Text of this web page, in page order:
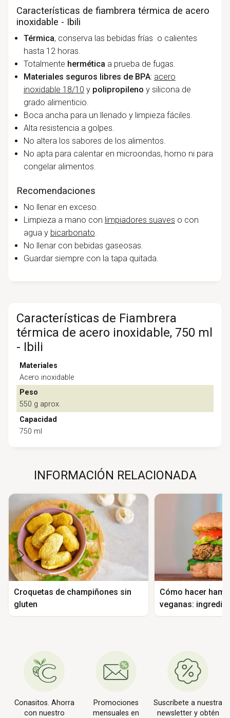
Características de fiambrera térmica de acero
inoxidable - Ibili
Térmica, conserva las bebidas frías o calientes
hasta 12 horas.
Totalmente hermética a prueba de fugas.
Materiales seguros libres de BPA: acero
inoxidable 18/10 y polipropileno y silicona de
grado alimenticio.
Boca ancha para un llenado y limpieza fáciles.
Alta resistencia a golpes.
No altera los sabores de los alimentos.
No apta para calentar en microondas, horno ni para
congelar alimentos.
Recomendaciones
No llenar en exceso.
Limpieza a mano con limpiadores suaves o con
agua y bicarbonato.
No llenar con bebidas gaseosas.
Guardar siempre con la tapa quitada.
Características de Fiambrera
térmica de acero inoxidable, 750 ml
- Ibili
Materiales
Acero inoxidable
Peso
550 g aprox.
Capacidad
750 ml
INFORMACIÓN RELACIONADA
Croquetas de champiñones sin
gluten
Cómo hacer
veganas:
elaboración y
Conasitos. Ahorra
con nuestro
Promociones
mensuales en
Suscríbete a nuestra
newsletter y obtén